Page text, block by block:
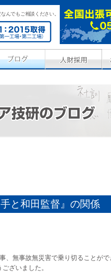
んでもご相談ください。
と和田監督』の関係
、無事故無災害で乗り切ることがで
ざいました。